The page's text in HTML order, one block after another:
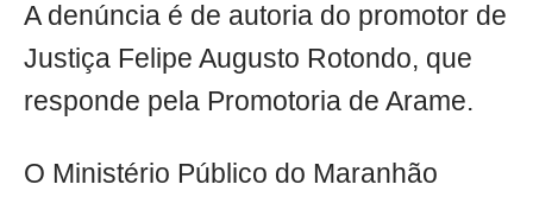
A denúncia é de autoria do promotor de
Justiça Felipe Augusto Rotondo, que
responde pela Promotoria de Arame.
O Ministério Público do Maranhão